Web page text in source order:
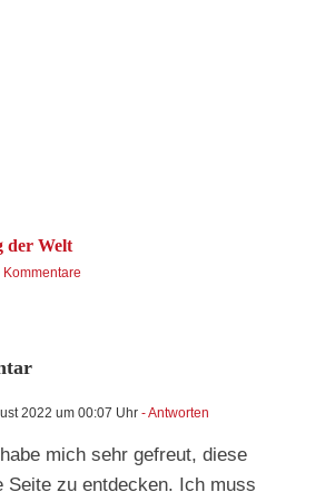
der Welt
Kommentare
2022 um 00:07 Uhr - Antworten
mich sehr gefreut, diese
Seite zu entdecken. Ich muss